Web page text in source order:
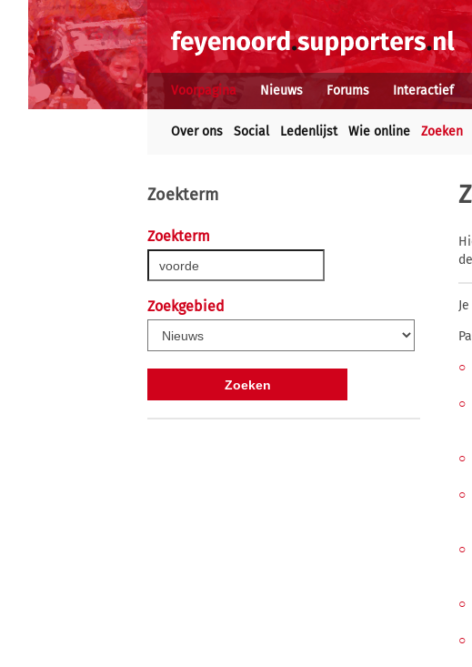
Voorpagina Nieuws Forums Interactief
Over ons Social Ledenlijst Wie online Zoeken
Zoekterm
Zoekterm
Zoekgebied
de